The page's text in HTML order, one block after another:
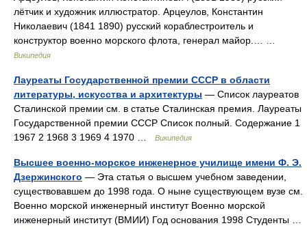
лётчик и художник иллюстратор. Арцеулов, Константин
Николаевич (1841 1890) русский кораблестроитель и
конструктор военно морского флота, генерал майор.… …
Википедия
Лауреаты Государственной премии СССР в области
литературы, искусства и архитектуры — Список лауреатов
Сталинской премии см. в статье Сталинская премия. Лауреаты
Государственной премии СССР Список полный. Содержание 1
1967 2 1968 3 1969 4 1970 …
Википедия
Высшее военно-морское инженерное училище имени Ф. Э.
Дзержинского — Эта статья о высшем учебном заведении,
существовавшем до 1998 года. О ныне существующем вузе см.
Военно морской инженерный институт Военно морской
инженерный институт (ВМИИ) Год основания 1998 Студенты …